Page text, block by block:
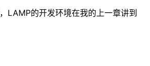
LAMP的开发环境在我的上一章讲到